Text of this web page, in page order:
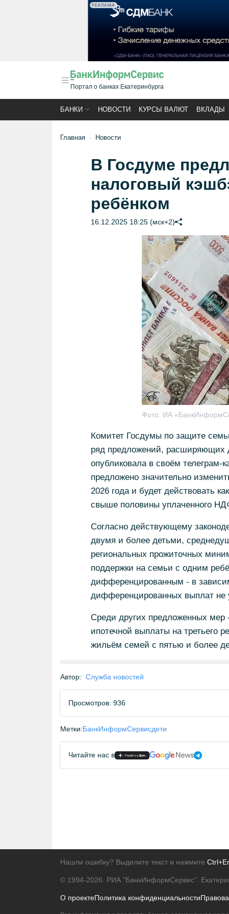
РЕКЛАМА
Портал о банках Екатеринбурга
БАНКИ НОВОСТИ КУРСЫ ВАЛЮТ ВКЛАДЫ
Главная Новости
В Госдуме
налоговый
ребёнком
16.12.2025 18:25 (мск+2)
Фото: ИА
Комитет Госдумы по защите
ряд предложений, расширяющих
опубликовала в своём телеграм-
предложено значительно
2026 года и будет действовать
свыше половины уплаченного
Согласно действующему
двумя и более детьми,
региональных прожиточных
поддержки на семьи с одним
дифференцированным - в
дифференцированных выплат не
Среди других предложенных мер
ипотечной выплаты на третьего
жильём семей с пятью и более
Автор: Служба новостей
Просмотров: 936
Метки:БанкИнформСервисдети
Читайте нас в
Нашли ошибку? Выделите текст и нажмите
© 1994-2026. РИА "БанкИнформСервис".
О проектеПолитика конфиденциальности